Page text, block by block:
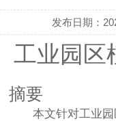
发布日期：
工业园区
摘要
本文针对工业园